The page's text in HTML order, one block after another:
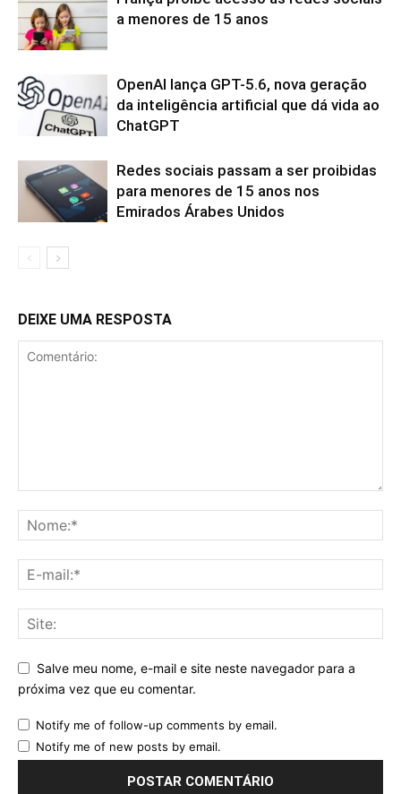
a menores de 15 anos
OpenAI lança GPT-5.6, nova geração
da inteligência artificial que dá vida ao
ChatGPT
Redes sociais passam a ser proibidas
para menores de 15 anos nos
Emirados Árabes Unidos
DEIXE UMA RESPOSTA
Salve meu nome, e-mail e site neste navegador para a
próxima vez que eu comentar.
Notify me of follow-up comments by email.
Notify me of new posts by email.